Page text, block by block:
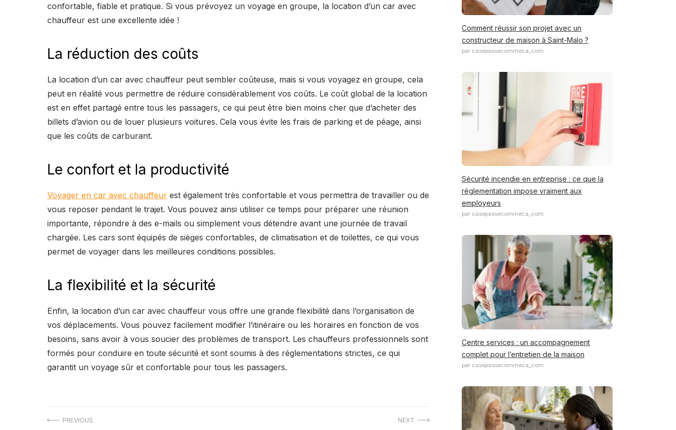
confortable, fiable et pratique. Si vous prévoyez un voyage en groupe, la location d’un car avec
chauffeur est une excellente idée !
La réduction des coûts
La location d’un car avec chauffeur peut sembler coûteuse, mais si vous voyagez en groupe, cela
peut en réalité vous permettre de réduire considérablement vos coûts. Le coût global de la location
est en effet partagé entre tous les passagers, ce qui peut être bien moins cher que d’acheter des
billets d’avion ou de louer plusieurs voitures. Cela vous évite les frais de parking et de péage, ainsi
que les coûts de carburant.
Le confort et la productivité
Voyager en car avec chauffeur est également très confortable et vous permettra de travailler ou de
vous reposer pendant le trajet. Vous pouvez ainsi utiliser ce temps pour préparer une réunion
importante, répondre à des e-mails ou simplement vous détendre avant une journée de travail
chargée. Les cars sont équipés de sièges confortables, de climatisation et de toilettes, ce qui vous
permet de voyager dans les meilleures conditions possibles.
La flexibilité et la sécurité
Enfin, la location d’un car avec chauffeur vous offre une grande flexibilité dans l’organisation de
vos déplacements. Vous pouvez facilement modifier l’itinéraire ou les horaires en fonction de vos
besoins, sans avoir à vous soucier des problèmes de transport. Les chauffeurs professionnels sont
formés pour conduire en toute sécurité et sont soumis à des réglementations strictes, ce qui
garantit un voyage sûr et confortable pour tous les passagers.
Navigation
PREVIOUS NEXT
Comment réussir son projet avec un
constructeur de maison à Saint-Malo ?
par casepassecommeca_com
Sécurité incendie en entreprise : ce que la
réglementation impose vraiment aux
employeurs
par casepassecommeca_com
Centre services : un accompagnement
complet pour l’entretien de la maison
par casepassecommeca_com